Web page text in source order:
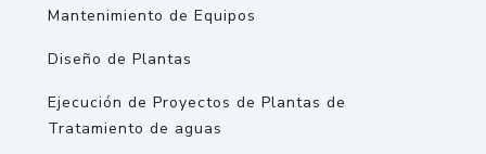
Mantenimiento de Equipos
Diseño de Plantas
Ejecución de Proyectos de Plantas de
Tratamiento de aguas